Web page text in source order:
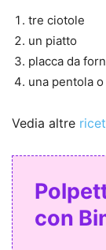
tre ciotole
un piatto
placca da
una pentola
Vedia altre
con